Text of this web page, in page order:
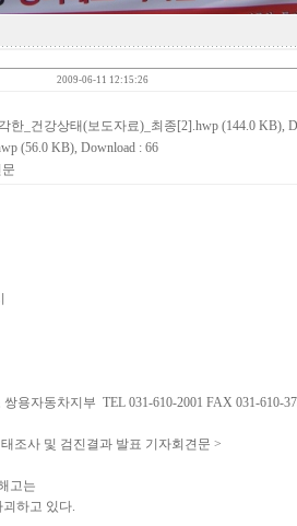
2009-06-11 12:15:26
한_건강상태(보도자료)_최종[2].hwp (144.0 KB) ,
(56.0 KB) , Download : 66
용자동차지부 TEL 031-610-2001 FAX 031-610-
조사 및 검진결과 발표 기자회견문 >
고는
하고 있다.